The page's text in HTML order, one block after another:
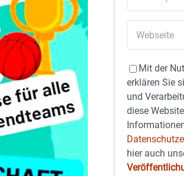
Mit der
erklären Sie
und
diese
hier auch